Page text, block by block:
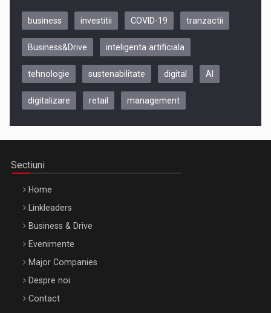
Be Inspired. Make it Happen!, CLUJ, 9 Decembrie
Be Inspired. Make it Happen!, ARTEMIS LETO, ORADEA, 8
Octombrie
business investitii COVID-19 tranzactii
Business&Drive inteligenta artificiala
tehnologie sustenabilitate digital AI
digitalizare retail management
Sectiuni
Home
Linkleaders
Business & Drive
Evenimente
Major Companies
Despre noi
Contact